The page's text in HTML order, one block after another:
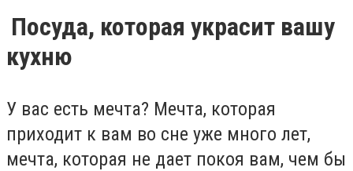
Посуда, которая украсит вашу
кухню
У вас есть мечта? Мечта, которая
приходит к вам во сне уже много лет,
мечта, которая не дает покоя вам, чем бы